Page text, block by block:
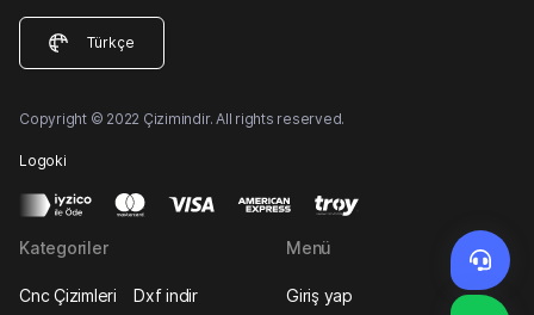
Türkçe
Copyright © 2022 Çizimindir. All rights reserved.
Logoki
Kategoriler
Cnc Çizimleri Dxf indir
Menü
Giriş yap